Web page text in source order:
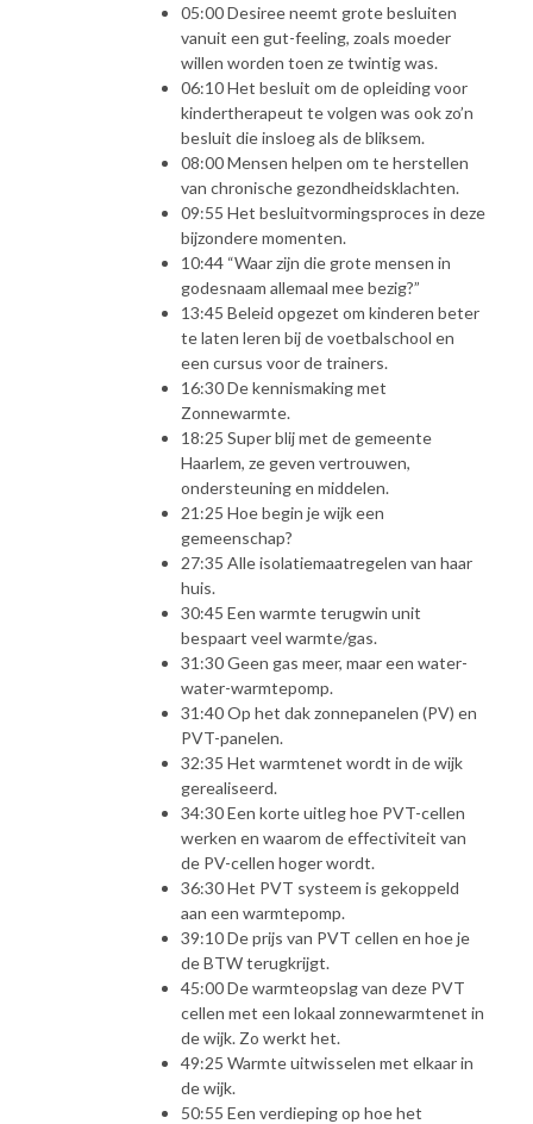
05:00 Desiree neemt grote besluiten
vanuit een gut-feeling, zoals moeder
willen worden toen ze twintig was.
06:10 Het besluit om de opleiding voor
kindertherapeut te volgen was ook zo’n
besluit die insloeg als de bliksem.
08:00 Mensen helpen om te herstellen
van chronische gezondheidsklachten.
09:55 Het besluitvormingsproces in deze
bijzondere momenten.
10:44 “Waar zijn die grote mensen in
godesnaam allemaal mee bezig?”
13:45 Beleid opgezet om kinderen beter
te laten leren bij de voetbalschool en
een cursus voor de trainers.
16:30 De kennismaking met
Zonnewarmte.
18:25 Super blij met de gemeente
Haarlem, ze geven vertrouwen,
ondersteuning en middelen.
21:25 Hoe begin je wijk een
gemeenschap?
27:35 Alle isolatiemaatregelen van haar
huis.
30:45 Een warmte terugwin unit
bespaart veel warmte/gas.
31:30 Geen gas meer, maar een water-
water-warmtepomp.
31:40 Op het dak zonnepanelen (PV) en
PVT-panelen.
32:35 Het warmtenet wordt in de wijk
gerealiseerd.
34:30 Een korte uitleg hoe PVT-cellen
werken en waarom de effectiviteit van
de PV-cellen hoger wordt.
36:30 Het PVT systeem is gekoppeld
aan een warmtepomp.
39:10 De prijs van PVT cellen en hoe je
de BTW terugkrijgt.
45:00 De warmteopslag van deze PVT
cellen met een lokaal zonnewarmtenet in
de wijk. Zo werkt het.
49:25 Warmte uitwisselen met elkaar in
de wijk.
50:55 Een verdieping op hoe het